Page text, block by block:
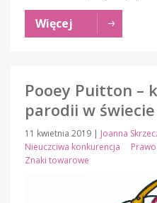
Więcej
Pooey Puitton –
parodii w
11 kwietnia 2019 | Joanna
Nieuczciwa konkurencja
Znaki towarowe